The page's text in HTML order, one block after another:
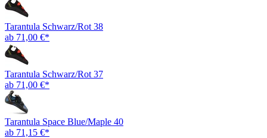
Tarantula Schwarz/Rot 38
ab 71,00 €*
Tarantula Schwarz/Rot 37
ab 71,00 €*
Tarantula Space Blue/Maple 40
ab 71,15 €*